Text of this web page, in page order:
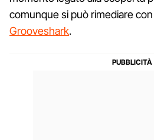
comunque si può rimediare
Grooveshark.